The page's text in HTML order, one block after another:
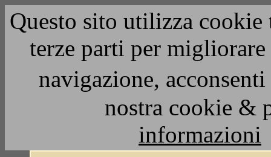
Questo sito utilizza
terze parti per
navigazione,
nostra cookie &
informazioni